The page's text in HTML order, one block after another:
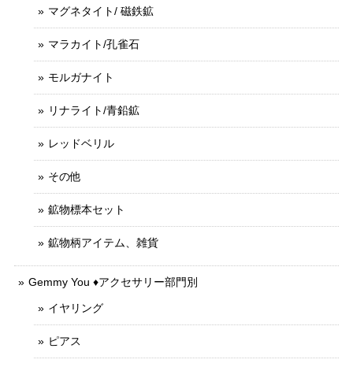
マグネタイト/ 磁鉄鉱
マラカイト/孔雀石
モルガナイト
リナライト/青鉛鉱
レッドベリル
その他
鉱物標本セット
鉱物柄アイテム、雑貨
Gemmy You ♦︎アクセサリー部門別
イヤリング
ピアス